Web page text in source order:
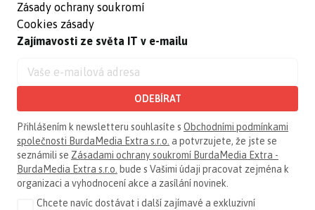
Zásady ochrany soukromí
Cookies zásady
Zajímavosti ze světa IT v e-mailu
ODEBÍRAT
Přihlášením k newsletteru souhlasíte s Obchodními podmínkami
společnosti BurdaMedia Extra s.r.o. a potvrzujete, že jste se
seznámili se Zásadami ochrany soukromí BurdaMedia Extra -
BurdaMedia Extra s.r.o. bude s Vašimi údaji pracovat zejména k
organizaci a vyhodnocení akce a zasílání novinek.
Chcete navíc dostávat i další zajímavé a exkluzivní